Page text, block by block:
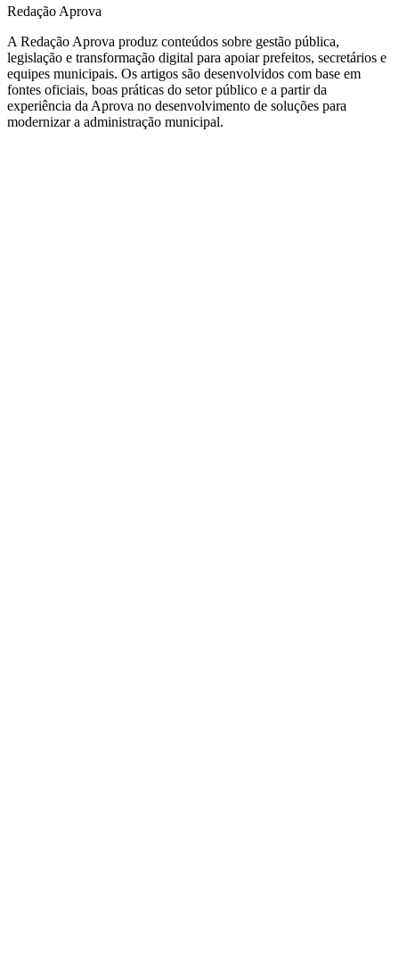
Redação Aprova
A Redação Aprova produz conteúdos sobre gestão pública,
legislação e transformação digital para apoiar prefeitos, secretários e
equipes municipais. Os artigos são desenvolvidos com base em
fontes oficiais, boas práticas do setor público e a partir da
experiência da Aprova no desenvolvimento de soluções para
modernizar a administração municipal.